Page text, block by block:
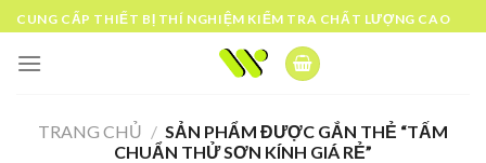
Skip
to
content
CUNG CẤP THIẾT BỊ THÍ NGHIỆM KIỂM TRA CHẤT LƯỢNG CAO
TRANG CHỦ / SẢN PHẨM ĐƯỢC GẮN THẺ “TẤM
CHUẨN THỬ SƠN KÍNH GIÁ RẺ”